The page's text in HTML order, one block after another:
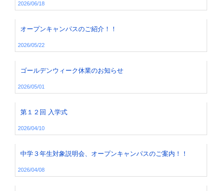
2026/06/18
オープンキャンパスのご紹介！！
2026/05/22
ゴールデンウィーク休業のお知らせ
2026/05/01
第１２回 入学式
2026/04/10
中学３年生対象説明会、オープンキャンパスのご案内！！
2026/04/08